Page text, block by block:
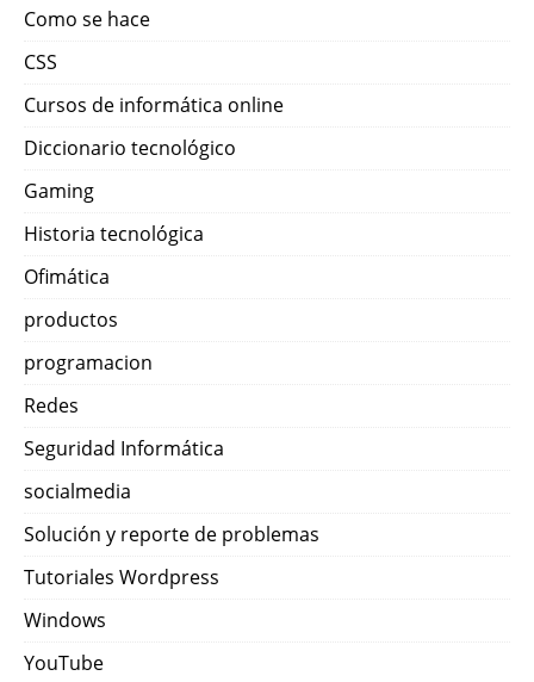
Como se hace
CSS
Cursos de informática online
Diccionario tecnológico
Gaming
Historia tecnológica
Ofimática
productos
programacion
Redes
Seguridad Informática
socialmedia
Solución y reporte de problemas
Tutoriales Wordpress
Windows
YouTube